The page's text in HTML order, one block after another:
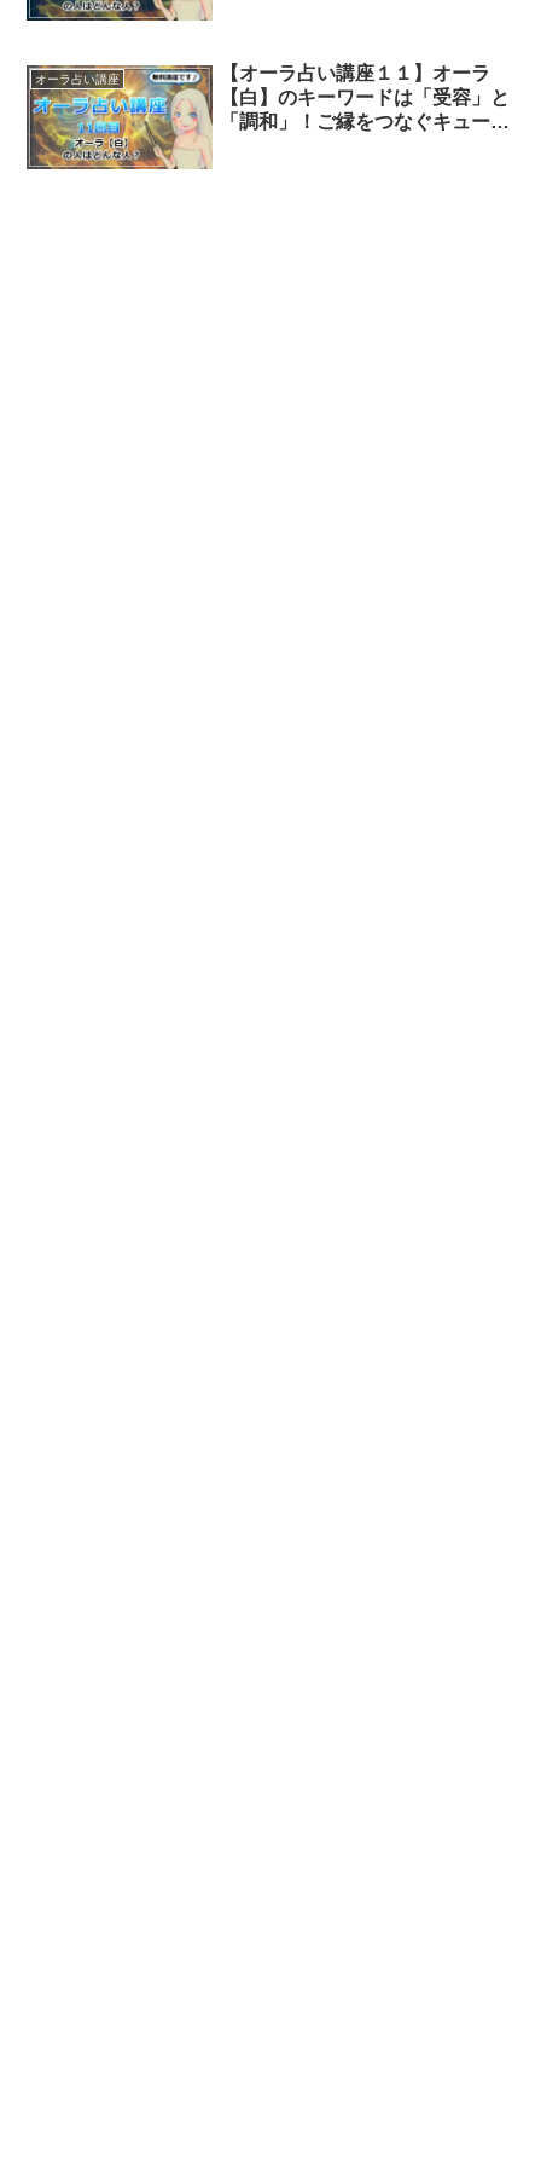
オーラ占い講座
【オーラ占い講座１１】オーラ
【白】のキーワードは「受容」と
「調和」！ご縁をつなぐキューピ